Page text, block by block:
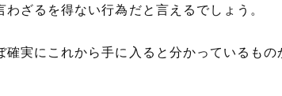
わざるを得ない行為だと言えるでしょう。
確実にこれから手に入ると分かっているも